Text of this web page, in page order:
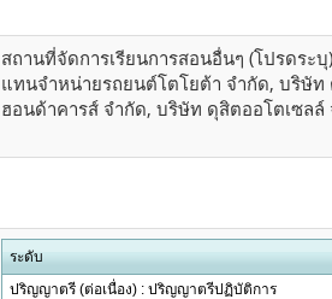
สถานที่จัดการเรียนการสอนอื่นๆ (โปรดร
แทนจำหน่ายรถยนต์โตโยต้า จำกัด, บริษัท
ฮอนด้าคารส์ จำกัด, บริษัท ดุสิตออโตเซลล์
ระดับ
ปริญญาตรี (ต่อเนื่อง) : ปริญญาตรีปฏิบัติการ